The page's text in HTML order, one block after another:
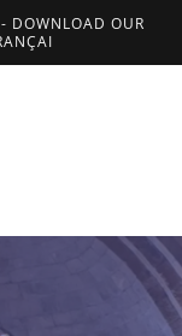
DOWNLOAD OUR